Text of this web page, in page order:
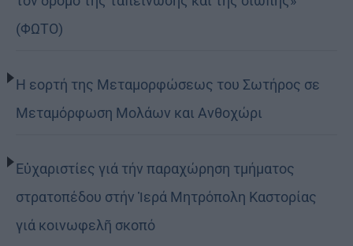
(ΦΩΤΟ)
Η εορτή της Μεταμορφώσεως του Σωτήρος σε
Μεταμόρφωση Μολάων και Ανθοχώρι
Εὐχαριστίες γιά τήν παραχώρηση τμήματος
στρατοπέδου στήν Ἱερά Μητρόπολη Καστορίας
γιά κοινωφελῆ σκοπό